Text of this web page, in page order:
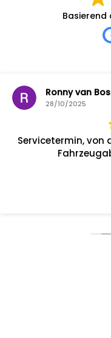
Basierend
Ronny van
28/10/2025
Servicetermin, von